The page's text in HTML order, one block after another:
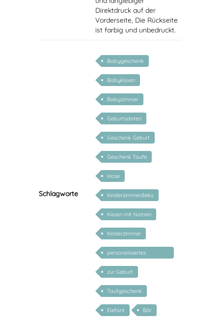
Direktdruck auf der
Vorderseite, Die Rückseite
ist farbig und unbedruckt.
Schlagworte
Babygeschenk
Babykissen
Babyzimmer
Geburtsdaten
Geschenk Geburt
Geschenk Taufe
Hase
Kinderzimmerdeko
Kissen mit Namen
Kinderzimmer
personalisiertes
Geschenk Baby
zur Geburt
Taufgeschenk
Elefant Bär